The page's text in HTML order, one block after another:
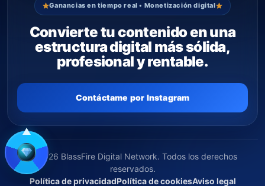
Ganancias en tiempo real • Monetización digital
Convierte tu contenido en una
estructura digital más sólida,
profesional y rentable.
Contáctame por Instagram
© 2026 BlassFire Digital Network. Todos los derechos
reservados.
Política de privacidadPolítica de cookiesAviso legal